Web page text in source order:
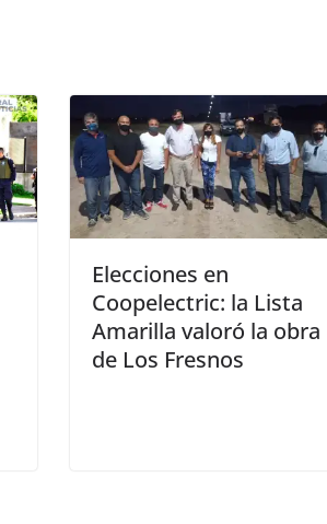
Elecciones en
Coopelectric: la Lista
Amarilla valoró la obra
de Los Fresnos